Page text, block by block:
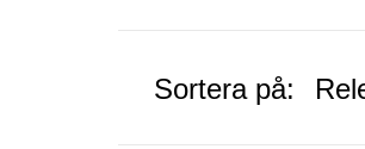
Sortera på: